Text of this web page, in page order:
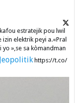
estratejik pou lwil
elektrik peyi a.​«Pral
»,se sa kòmandman
https://t.co/